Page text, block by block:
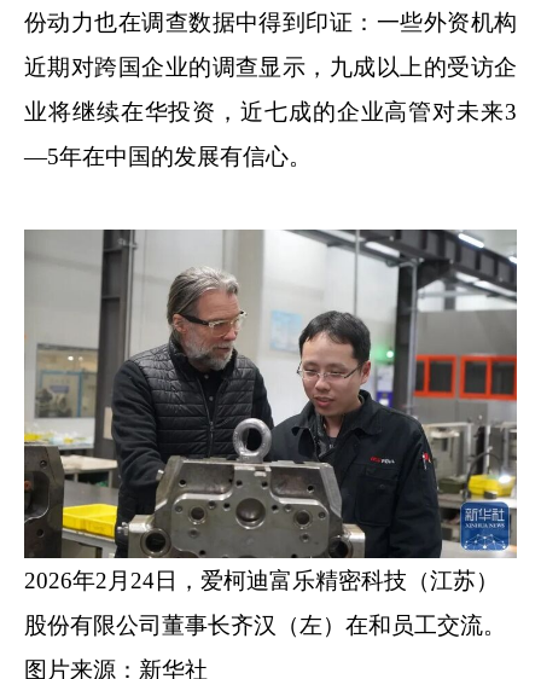
份动力也在调查数据中得到印证：一些外资机构
近期对跨国企业的调查显示，九成以上的受访企
业将继续在华投资，近七成的企业高管对未来3
—5年在中国的发展有信心。
2026年2月24日，爱柯迪富乐精密科技（江苏）
股份有限公司董事长齐汉（左）在和员工交流。
图片来源：新华社